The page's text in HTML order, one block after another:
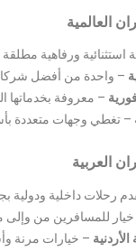
استثنائية ورفاهية مطلقة
– واحدة من أفضل
– معروفة بخدماتها
– تغطي وجهات متعددة
رحلات داخلية ودولية
للمسافرين من وإلى
– خيارات مرنة